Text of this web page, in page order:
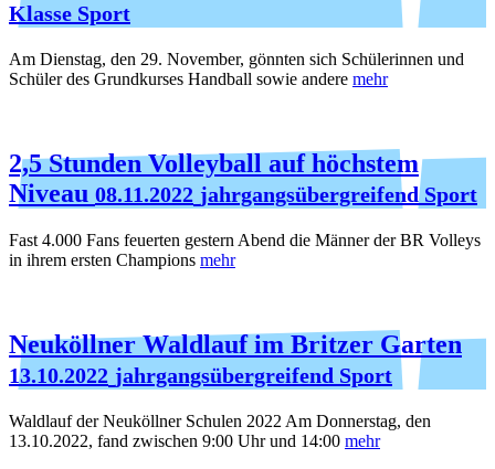
Klasse Sport
Am Dienstag, den 29. November, gönnten sich Schülerinnen und
Schüler des Grundkurses Handball sowie andere mehr
2,5 Stunden Volleyball auf höchstem
Niveau 08.11.2022 jahrgangsübergreifend Sport
Fast 4.000 Fans feuerten gestern Abend die Männer der BR Volleys
in ihrem ersten Champions mehr
Neuköllner Waldlauf im Britzer Garten
13.10.2022 jahrgangsübergreifend Sport
Waldlauf der Neuköllner Schulen 2022 Am Donnerstag, den
13.10.2022, fand zwischen 9:00 Uhr und 14:00 mehr